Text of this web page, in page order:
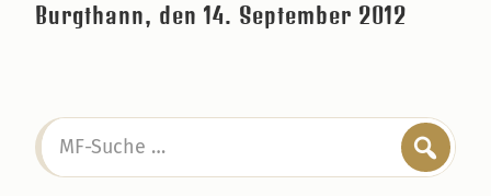
Burgthann, den 14. September 2012
Seitenspalte
MF-
Suche